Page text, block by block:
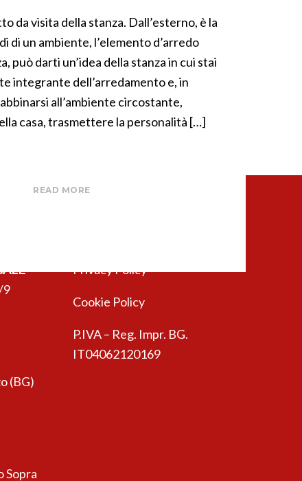
da visita della stanza. Dall’esterno, è la
di un ambiente, l’elemento d’arredo
può darti un’idea della stanza in cui stai
integrante dell’arredamento e, in
all’ambiente circostante,
casa, trasmettere la personalità […]
READ MORE
9
(BG)
Sopra
Privacy Policy
Cookie Policy
P.IVA – Reg. Impr. BG.
IT04062120169